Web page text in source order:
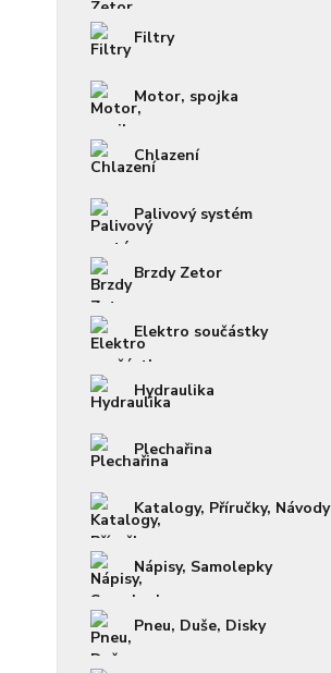
Filtry
Motor, spojka
Chlazení
Palivový systém
Brzdy Zetor
Elektro součástky
Hydraulika
Plechařina
Katalogy, Příručky, Návody
Nápisy, Samolepky
Pneu, Duše, Disky